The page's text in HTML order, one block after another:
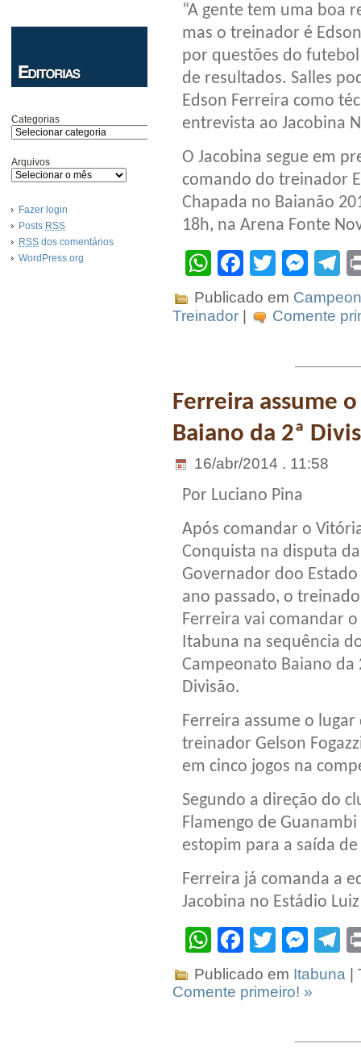
Categorias
Arquivos
Fazer login
Posts RSS
RSS dos comentários
WordPress.org
“A gente tem uma boa
mas o treinador é
por questões do
de resultados. Salles
Edson Ferreira como
entrevista ao Jacobina
O Jacobina segue em
comando do treinador
Chapada no Baianão
18h, na Arena Fonte
WhatsApp
Facebook
Twitter
Publicado em
Treinador
Comente
Ferreira assume
Baiano da 2ª
16/abr/2014 . 11:58
Por Luciano Pina
Após comandar o
Conquista na disputa
Governador doo
ano passado, o
Ferreira vai comandar o
Itabuna na sequência
Campeonato Baiano da
Divisão.
Ferreira assume o lugar
treinador Gelson
em cinco jogos na
Segundo a direção do
Flamengo de
estopim para a saída de
Ferreira já comanda a
Jacobina no Estádio
WhatsApp
Facebook
Twitter
Publicado em Itabuna |
Comente primeiro! »